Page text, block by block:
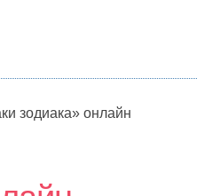
зодиака» онлайн